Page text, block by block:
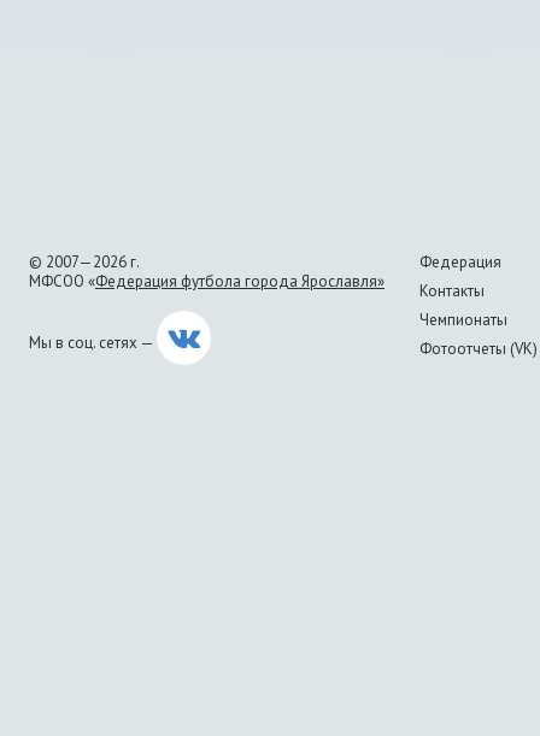
© 2007—2026 г.
МФСОО «Федерация футбола города Ярославля»
Мы в соц. сетях —
Федерация
Контакты
Чемпионаты
Фотоотчеты (VK)